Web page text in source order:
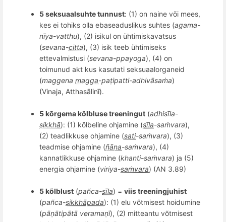
5 seksuaalsuhte tunnust: (1) on naine või mees,
kes ei tohiks olla ebaseaduslikus suhtes (agama-
nīya-vatthu), (2) isikul on ühtimiskavatsus
(sevana-citta), (3) isik teeb ühtimiseks
ettevalmistusi (sevana-ppayoga), (4) on
toimunud akt kus kasutati seksuaalorganeid
(maggena magga-paṭipatti-adhivāsaṁa)
(Vinaja, Atthasālinī).
5 kõrgemakõlbluse treeningut (adhisīla-
sikkhā): (1) kõlbeline ohjamine (sīla-saṁvara),
(2) teadlikkuse ohjamine (sati-saṁvara), (3)
teadmise ohjamine (ñāṇa-saṁvara), (4)
kannatlikkuse ohjamine (khanti-saṁvara) ja (5)
energia ohjamine (viriya-saṁvara) (AN 3.89)
5 kõlblust (pañca-sīla) = viis treeningjuhist
(pañca-sikkhāpada): (1) elu võtmisest hoidumine
(pāṇātipātā veramaṇī), (2) mitteantu võtmisest